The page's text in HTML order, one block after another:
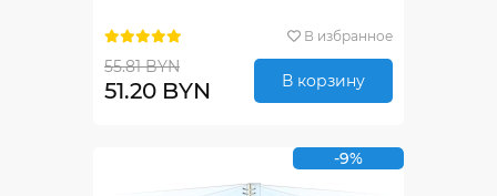
В избранное
55.81 BYN
51.20 BYN В корзину
-9%